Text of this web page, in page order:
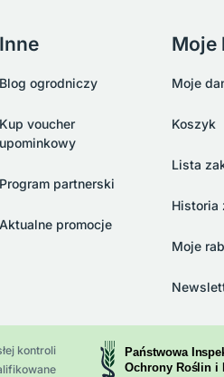
Inne
Blog ogrodniczy
Kup voucher
upominkowy
Program partnerski
Aktualne promocje
Moje
Moje
Koszyk
Lista
Historia
Moje
kontroli